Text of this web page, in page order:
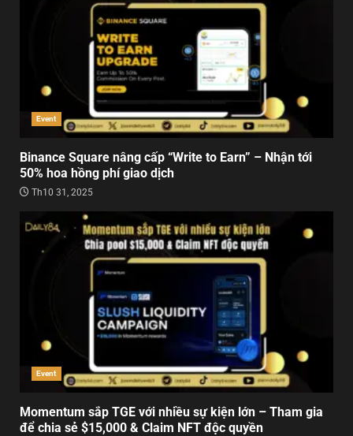
Event
Binance Square nâng cấp “Write to Earn” – Nhận tới
50% hoa hồng phí giao dịch
Th10 31, 2025
Event
Momentum sắp TGE với nhiều sự kiện lớn – Tham gia
để chia sẻ $15,000 & Claim NFT độc quyền